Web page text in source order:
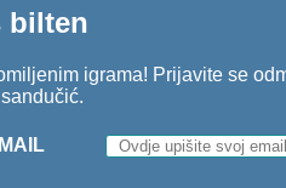
bilten
igrama! Prijavite se